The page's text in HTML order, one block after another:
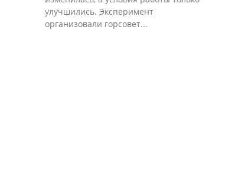
улучшились. Эксперимент
организовали горсовет...